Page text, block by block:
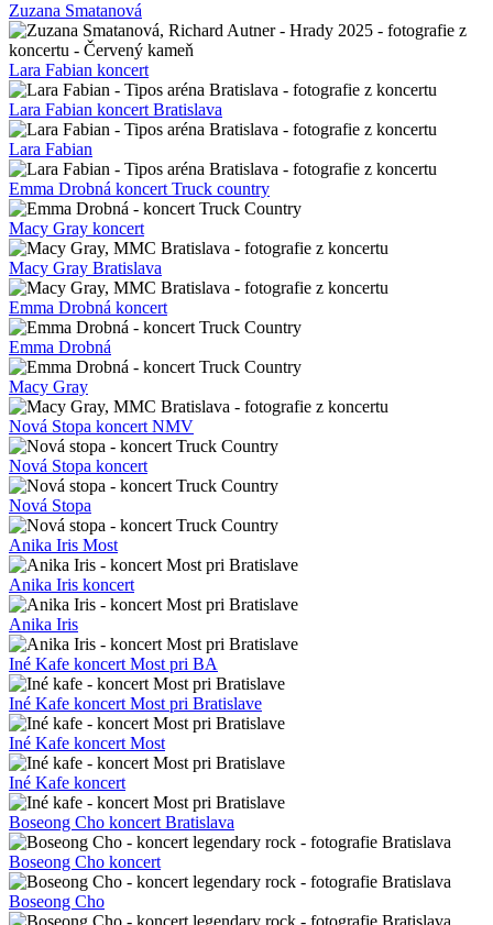
Zuzana Smatanová
Lara Fabian koncert
Lara Fabian koncert Bratislava
Lara Fabian
Emma Drobná koncert Truck country
Macy Gray koncert
Macy Gray Bratislava
Emma Drobná koncert
Emma Drobná
Macy Gray
Nová Stopa koncert NMV
Nová Stopa koncert
Nová Stopa
Anika Iris Most
Anika Iris koncert
Anika Iris
Iné Kafe koncert Most pri BA
Iné Kafe koncert Most pri Bratislave
Iné Kafe koncert Most
Iné Kafe koncert
Boseong Cho koncert Bratislava
Boseong Cho koncert
Boseong Cho